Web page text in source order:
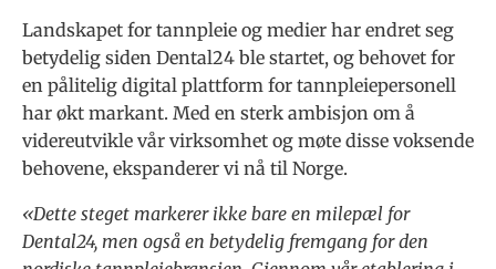
Landskapet for tannpleie og medier har endret seg
betydelig siden Dental24 ble startet, og behovet for
en pålitelig digital plattform for tannpleiepersonell
har økt markant. Med en sterk ambisjon om å
videreutvikle vår virksomhet og møte disse voksende
behovene, ekspanderer vi nå til Norge.
«Dette steget markerer ikke bare en milepæl for
Dental24, men også en betydelig fremgang for den